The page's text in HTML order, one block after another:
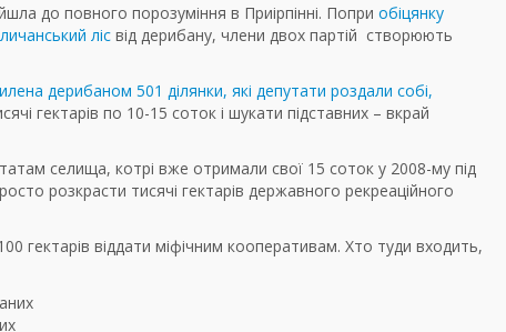
до повного порозуміння в Приірпінні. Попри обіцянку
ліс від дерибану, члени двох партій створюють
дерибаном 501 ділянки, які депутати роздали собі,
гектарів по 10-15 соток і шукати підставних – вкрай
селища, котрі вже отримали свої 15 соток у 2008-му під
розкрасти тисячі гектарів державного рекреаційного
гектарів віддати міфічним кооперативам. Хто туди входить,